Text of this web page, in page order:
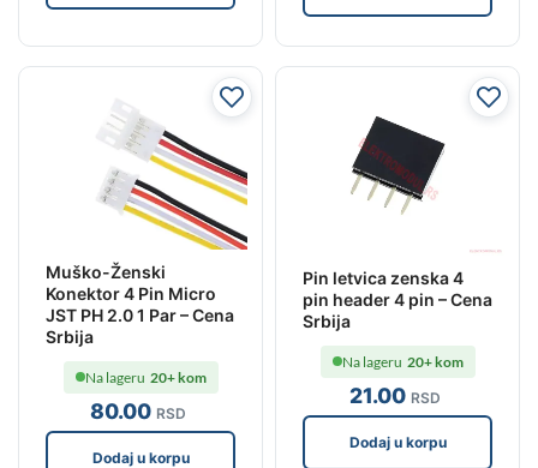
Muško-Ženski
Konektor 4 Pin Micro
JST PH 2.0 1 Par – Cena
Srbija
80.00 RSD
Na lageru 20+ kom
Dodaj u korpu
Pin letvica zenska 4
pin header 4 pin – Cena
Srbija
21.00 RSD
Na lageru 20+ kom
Dodaj u korpu